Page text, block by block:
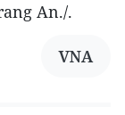
An./.
VNA